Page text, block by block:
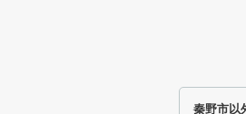
秦野市以